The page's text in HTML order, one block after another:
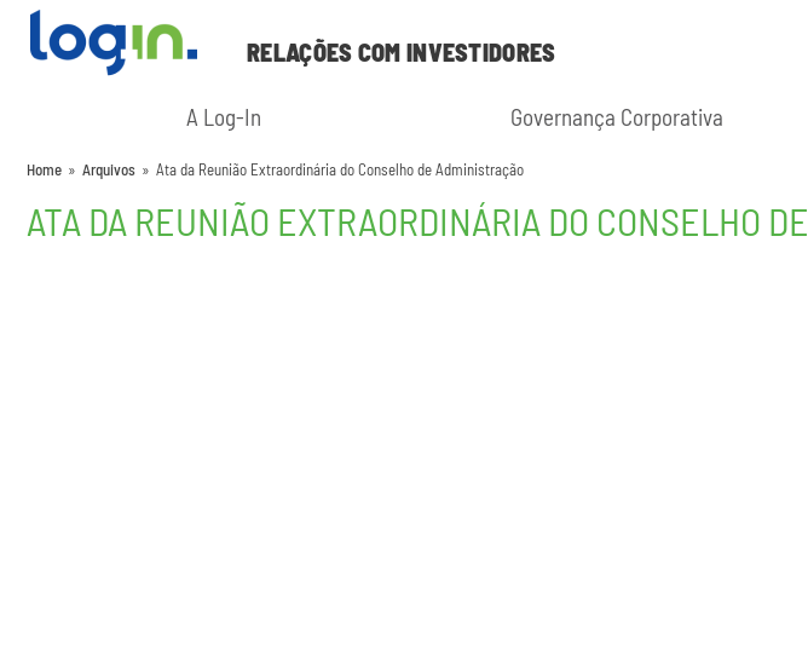
RELAÇÕES COM INVESTIDORES
A Log-In Governança Corporativa
Home » Arquivos » Ata da Reunião Extraordinária do Conselho de Administração
ATA DA REUNIÃO EXTRAORDINÁRIA DO CONSELHO